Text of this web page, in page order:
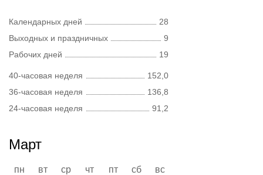
Календарных дней
28
Выходных и праздничных
9
Рабочих дней
19
40-часовая неделя
152,0
36-часовая неделя
136,8
24-часовая неделя
91,2
Март
пн вт ср чт пт сб
вс